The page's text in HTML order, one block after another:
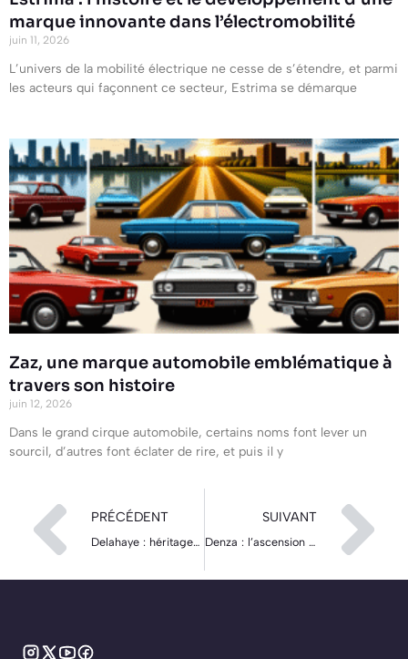
marque innovante dans l’électromobilité
juin 11, 2026
L’univers de la mobilité électrique ne cesse de s’étendre, et parmi
les acteurs qui façonnent ce secteur, Estrima se démarque
Zaz, une marque automobile emblématique à
travers son histoire
juin 12, 2026
Dans le grand cirque automobile, certains noms font lever un
sourcil, d’autres font éclater de rire, et puis il y
PRÉCÉDENT
Delahaye : héritage et influence d’une icône de l’automobile française
SUIVANT
Denza : l’ascension d’une marque automobile innovante en Chine